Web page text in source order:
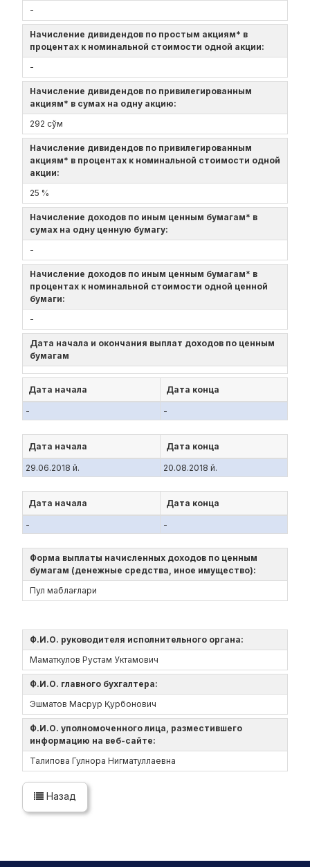
-
Начисление дивидендов по простым акциям* в
процентах к номинальной стоимости одной акции:
-
Начисление дивидендов по привилегированным
акциям* в сумах на одну акцию:
292 сўм
Начисление дивидендов по привилегированным
акциям* в процентах к номинальной стоимости одной
акции:
25 %
Начисление доходов по иным ценным бумагам* в
сумах на одну ценную бумагу:
-
Начисление доходов по иным ценным бумагам* в
процентах к номинальной стоимости одной ценной
бумаги:
-
Дата начала и окончания выплат доходов по ценным
бумагам
Дата начала Дата конца
- -
Дата начала Дата конца
29.06.2018 й. 20.08.2018 й.
Дата начала Дата конца
- -
Форма выплаты начисленных доходов по ценным
бумагам (денежные средства, иное имущество):
Пул маблағлари
Ф.И.О. руководителя исполнительного органа:
Маматкулов Рустам Уктамович
Ф.И.О. главного бухгалтера:
Эшматов Масрур Қурбонович
Ф.И.О. уполномоченного лица, разместившего
информацию на веб-сайте:
Талипова Гулнора Нигматуллаевна
Назад